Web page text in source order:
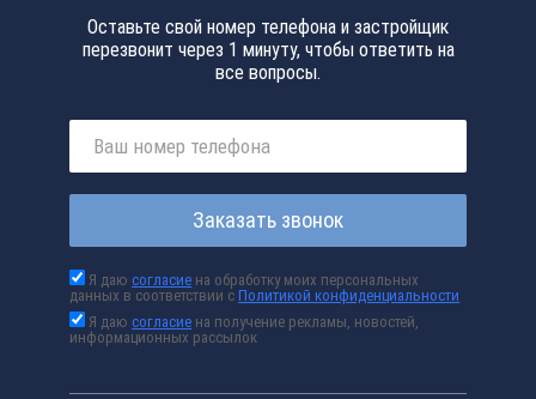
Оставьте свой номер телефона и застройщик
перезвонит через 1 минуту, чтобы ответить на
все вопросы.
Заказать звонок
Я даюсогласие на обработку моих персональных
данных в соответствии сПолитикой конфиденциальности
Я даюсогласие на получение рекламы, новостей,
информационных рассылок